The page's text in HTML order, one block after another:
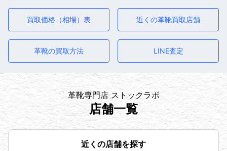
買取価格（相場）表 近くの革靴買取店舗
革靴の買取方法 LINE査定
革靴専門店 ストックラボ
店舗一覧
近くの店舗を探す